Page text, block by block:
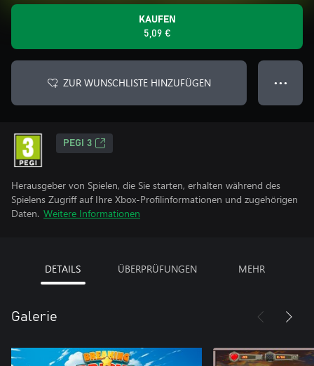
KAUFEN
5,09 €
ZUR WUNSCHLISTE HINZUFÜGEN ● ● ●
PEGI 3
Herausgeber von Spielen, die Sie starten, erhalten während des
Spielens Zugriff auf Ihre Xbox-Profilinformationen und zugehörigen
Daten. Weitere Informationen
DETAILS ÜBERPRÜFUNGEN MEHR
Galerie